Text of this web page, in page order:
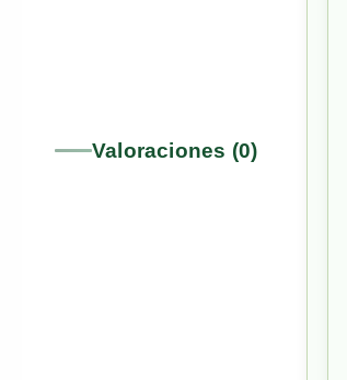
Valoraciones (0)